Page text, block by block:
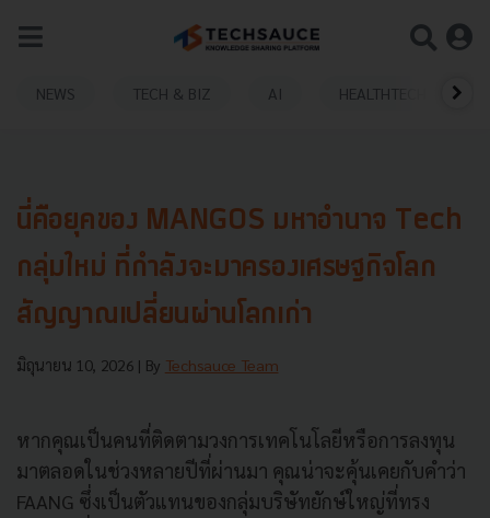
NEWS TECH & BIZ AI HEALTHTECH
นี่คือยุคของ MANGOS มหาอำนาจ Tech
กลุ่มใหม่ ที่กำลังจะมาครองเศรษฐกิจโลก
สัญญาณเปลี่ยนผ่านโลกเก่า
มิถุนายน 10, 2026 | By Techsauce Team
หากคุณเป็นคนที่ติดตามวงการเทคโนโลยีหรือการลงทุน
มาตลอดในช่วงหลายปีที่ผ่านมา คุณน่าจะคุ้นเคยกับคำว่า
FAANG ซึ่งเป็นตัวแทนของกลุ่มบริษัทยักษ์ใหญ่ที่ทรง